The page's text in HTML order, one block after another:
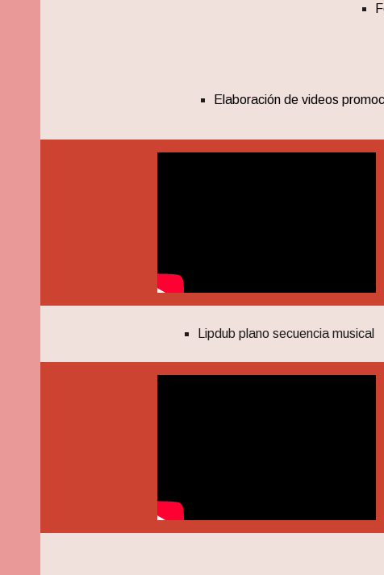
Elaboración de videos
Lipdub plano secuencia musical